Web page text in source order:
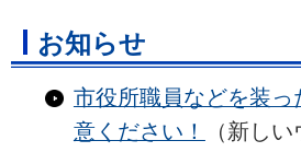
お知らせ
市役所職員などを装っ
意ください！
（新し